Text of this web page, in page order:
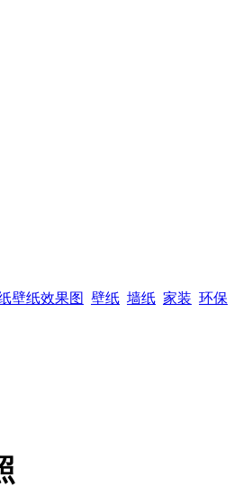
壁纸效果图 壁纸 墙纸 家装 环保